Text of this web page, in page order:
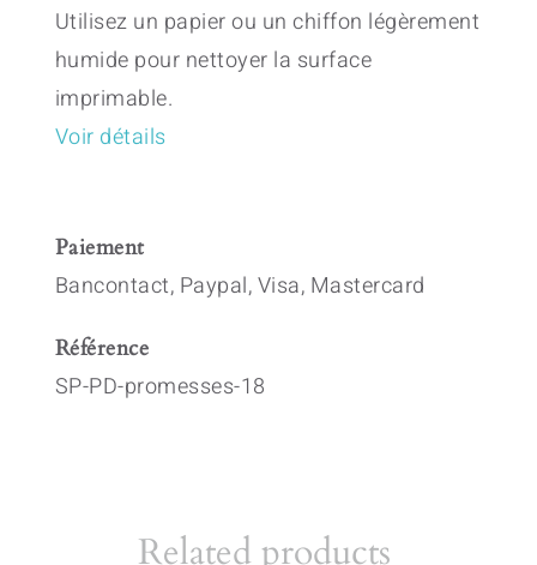
Utilisez un papier ou un chiffon légèrement
humide pour nettoyer la surface
imprimable.
Voir détails
Paiement
Bancontact, Paypal, Visa, Mastercard
Référence
SP-PD-promesses-18
Related products